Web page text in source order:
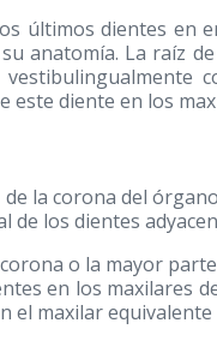
últimos dientes en
anatomía. La raíz
este diente en los
de la corona del
de los dientes
o la mayor
en los maxilares
el maxilar